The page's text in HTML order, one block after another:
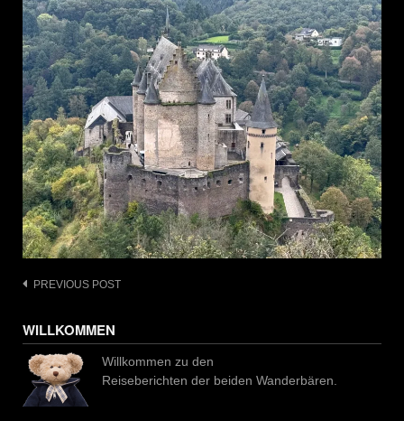
Post
PREVIOUS POST
WILLKOMMEN
Willkommen zu den
Reiseberichten der beiden Wanderbären.